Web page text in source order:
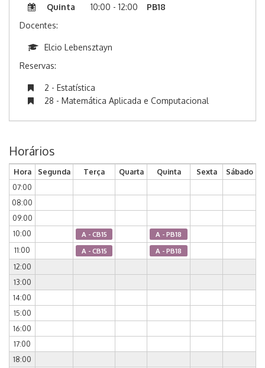
Quinta
10:00 - 12:00
PB18
Docentes:
Elcio Lebensztayn
Reservas:
2 - Estatística
28 - Matemática Aplicada e Computacional
Horários
Hora Segunda Terça Quarta Quinta Sexta
Sábado
07:00
08:00
09:00
10:00
A - CB15 A - PB18
11:00 A - CB15 A - PB18
12:00
13:00
14:00
15:00
16:00
17:00
18:00